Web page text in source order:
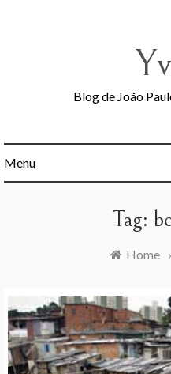
Blog de João
Menu
Tag:
Home